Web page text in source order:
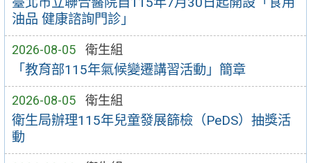
油品 健康諮詢門診」
2026-08-05 衛生組
「教育部115年氣候變遷講習活動」簡章
2026-08-05 衛生組
衛生局辦理115年兒童發展篩檢（PeDS）抽獎活
動